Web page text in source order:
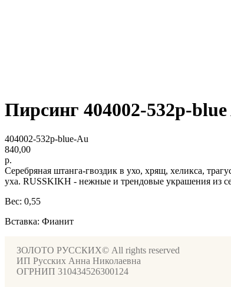
Пирсинг 404002-532p-blue
404002-532p-blue-Au
840,00
р.
Серебряная штанга-гвоздик в ухо, хрящ, хеликса,
уха. RUSSKIKH - нежные и трендовые украшения из
Вес: 0,55
Вставка: Фианит
ЗОЛОТО РУССКИХ© All rights reserved
ИП Русских Анна Николаевна
ОГРНИП 310434526300124